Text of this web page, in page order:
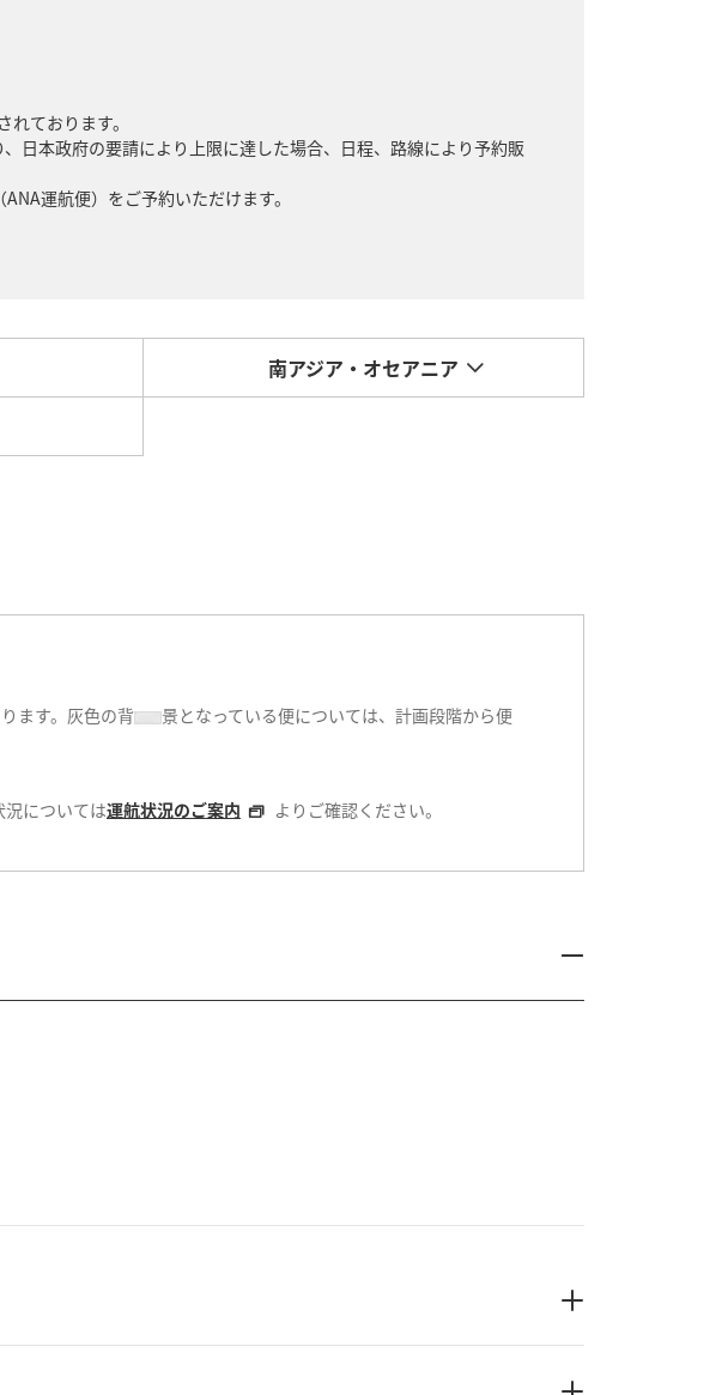
ております。
日本政府の要請により上限に達した場合、日程、路線により予約販
運航便）をご予約いただけます。
南アジア・オセアニア
ます。灰色の背
景となっている便については、計画段階から便
については運航状況のご案内 よりご確認ください。